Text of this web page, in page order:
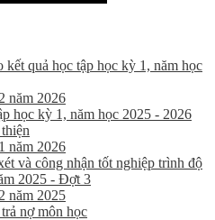
kết quả học tập học kỳ 1, năm học
năm 2026
học kỳ 1, năm học 2025 - 2026
năm 2026
và công nhận tốt nghiệp trình độ
2025 - Đợt 3
năm 2025
nợ môn học